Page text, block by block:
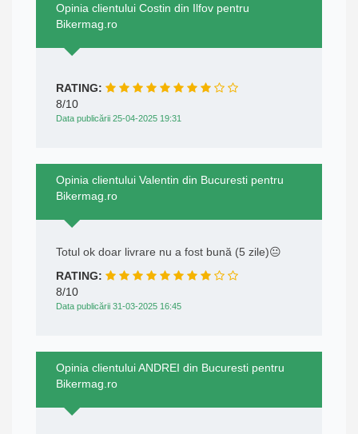
Opinia clientului Costin din Ilfov pentru
Bikermag.ro
RATING:
8/10
Data publicării 25-04-2025 19:31
Opinia clientului Valentin din Bucuresti pentru
Bikermag.ro
Totul ok doar livrare nu a fost bună (5 zile)😐
RATING:
8/10
Data publicării 31-03-2025 16:45
Opinia clientului ANDREI din Bucuresti pentru
Bikermag.ro